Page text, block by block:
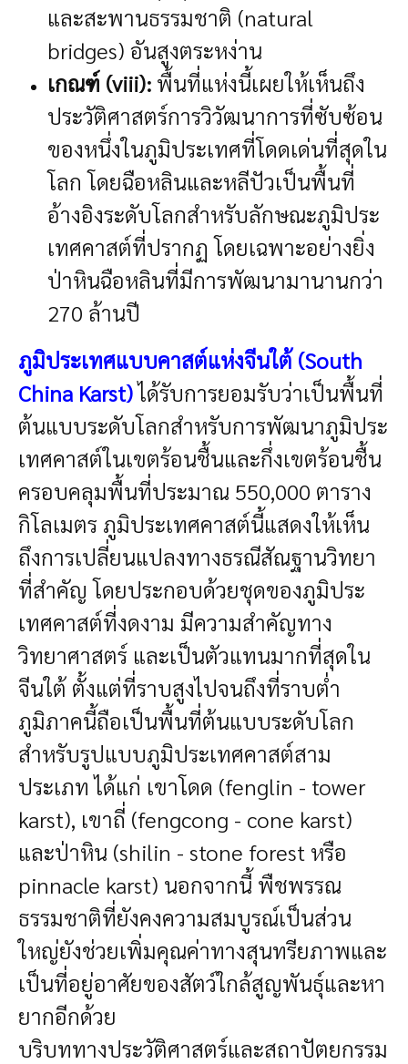
และสะพานธรรมชาติ (natural
bridges) อันสูงตระหง่าน
เกณฑ์ (viii): พื้นที่แห่งนี้เผยให้เห็นถึง
ประวัติศาสตร์การวิวัฒนาการที่ซับซ้อน
ของหนึ่งในภูมิประเทศที่โดดเด่นที่สุดใน
โลก โดยฉือหลินและหลีปัวเป็นพื้นที่
อ้างอิงระดับโลกสำหรับลักษณะภูมิประ
เทศคาสต์ที่ปรากฏ โดยเฉพาะอย่างยิ่ง
ป่าหินฉือหลินที่มีการพัฒนามานานกว่า
270 ล้านปี
ภูมิประเทศแบบคาสต์แห่งจีนใต้(South
China Karst)ได้รับการยอมรับว่าเป็นพื้นที่
ต้นแบบระดับโลกสำหรับการพัฒนาภูมิประ
เทศคาสต์ในเขตร้อนชื้นและกึ่งเขตร้อนชื้น
ครอบคลุมพื้นที่ประมาณ 550,000 ตาราง
กิโลเมตร ภูมิประเทศคาสต์นี้แสดงให้เห็น
ถึงการเปลี่ยนแปลงทางธรณีสัณฐานวิทยา
ที่สำคัญ โดยประกอบด้วยชุดของภูมิประ
เทศคาสต์ที่งดงาม มีความสำคัญทาง
วิทยาศาสตร์ และเป็นตัวแทนมากที่สุดใน
จีนใต้ ตั้งแต่ที่ราบสูงไปจนถึงที่ราบต่ำ
ภูมิภาคนี้ถือเป็นพื้นที่ต้นแบบระดับโลก
สำหรับรูปแบบภูมิประเทศคาสต์สาม
ประเภท ได้แก่ เขาโดด (fenglin - tower
karst), เขาถี่ (fengcong - cone karst)
และป่าหิน (shilin - stone forest หรือ
pinnacle karst) นอกจากนี้ พืชพรรณ
ธรรมชาติที่ยังคงความสมบูรณ์เป็นส่วน
ใหญ่ยังช่วยเพิ่มคุณค่าทางสุนทรียภาพและ
เป็นที่อยู่อาศัยของสัตว์ใกล้สูญพันธุ์และหา
ยากอีกด้วย
บริบททางประวัติศาสตร์และสถาปัตยกรรม